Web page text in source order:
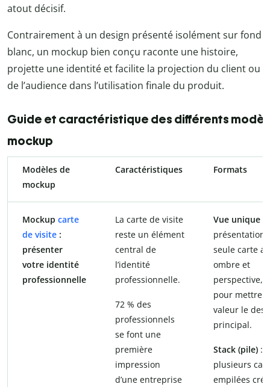
atout décisif.
Contrairement à un design présenté isolément sur fond
blanc, un mockup bien conçu raconte une histoire,
projette une identité et facilite la projection du client ou
de l’audience dans l’utilisation finale du produit.
Guide et caractéristique des différents
mockup
Modèles de
mockup
Caractéristiques Formats
Mockup carte
de visite :
présenter
votre identité
professionnelle
La carte de visite
reste un élément
central de
l’identité
professionnelle.
72 % des
professionnels
se font une
première
impression
d’une entreprise
Vue unique
présentation
seule carte
ombre et
perspective,
pour mettre
valeur le
principal.
Stack (pile) :
plusieurs
empilées